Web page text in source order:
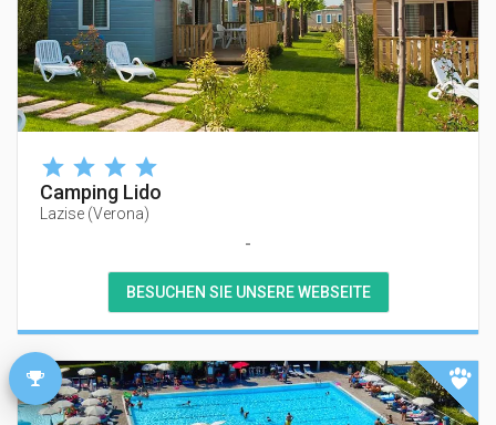
Camping Lido
Lazise (Verona)
-
BESUCHEN SIE UNSERE WEBSEITE